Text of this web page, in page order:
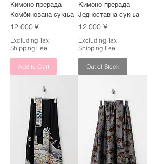
Кимоно прерада
Комбинована сукња
Price
12.000 ¥
Excluding Tax |
Shipping Fee
Add to Cart
Кимоно прерада
Једноставна сукња
Price
12.000 ¥
Excluding Tax |
Shipping Fee
Out of Stock